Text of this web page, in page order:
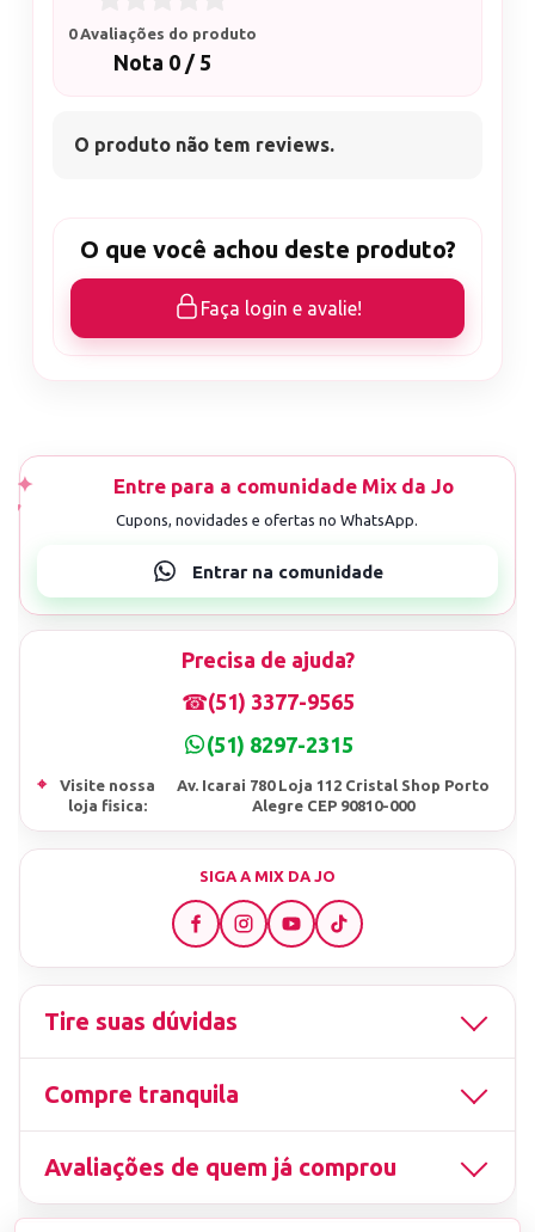
0 Avaliações do produto
Nota 0 / 5
O produto não tem reviews.
O que você achou deste produto?
Faça login e avalie!
Precisa de ajuda?
☎(51) 3377-9565
(51) 8297-2315
⌖
Visite nossa
loja fisica:
Av. Icarai 780 Loja 112 Cristal Shop Porto
Alegre CEP 90810-000
SIGA A MIX DA JO
Tire suas dúvidas
Compre tranquila
Avaliações de quem já comprou